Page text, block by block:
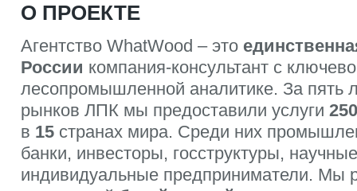
О ПРОЕКТЕ
Агентство WhatWood – это
России компания-консультант с
лесопромышленной аналитике. За пять
рынков ЛПК мы предоставили услуги 250
в 15 странах мира. Среди них
банки, инвесторы, госструктуры,
индивидуальные предприниматели. Мы